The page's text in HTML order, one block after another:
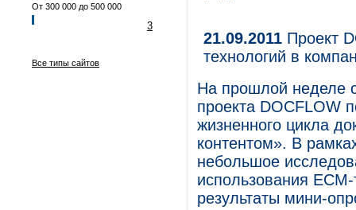
От 300 000 до 500 000
3
Все типы сайтов
21.09.2011 Проект
технологий в
На прошлой неделе
проекта DOCFLOW
жизненного цикла
контентом». В
небольшое
использования
результаты мини-